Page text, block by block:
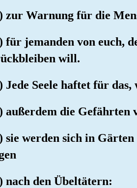
zur Warnung für die
für jemanden von euch,
will.
Jede Seele haftet für
außerdem die Gefährten
sie werden sich in
nach den Übeltätern: